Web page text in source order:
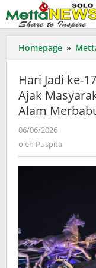
ke
konten
Homepage »
Hari Jadi ke-
Ajak
Alam
06/06/2026
oleh Puspita